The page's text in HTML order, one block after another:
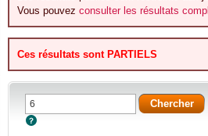
Vous pouvez consulter les résultats
Ces résultats sont PARTIELS